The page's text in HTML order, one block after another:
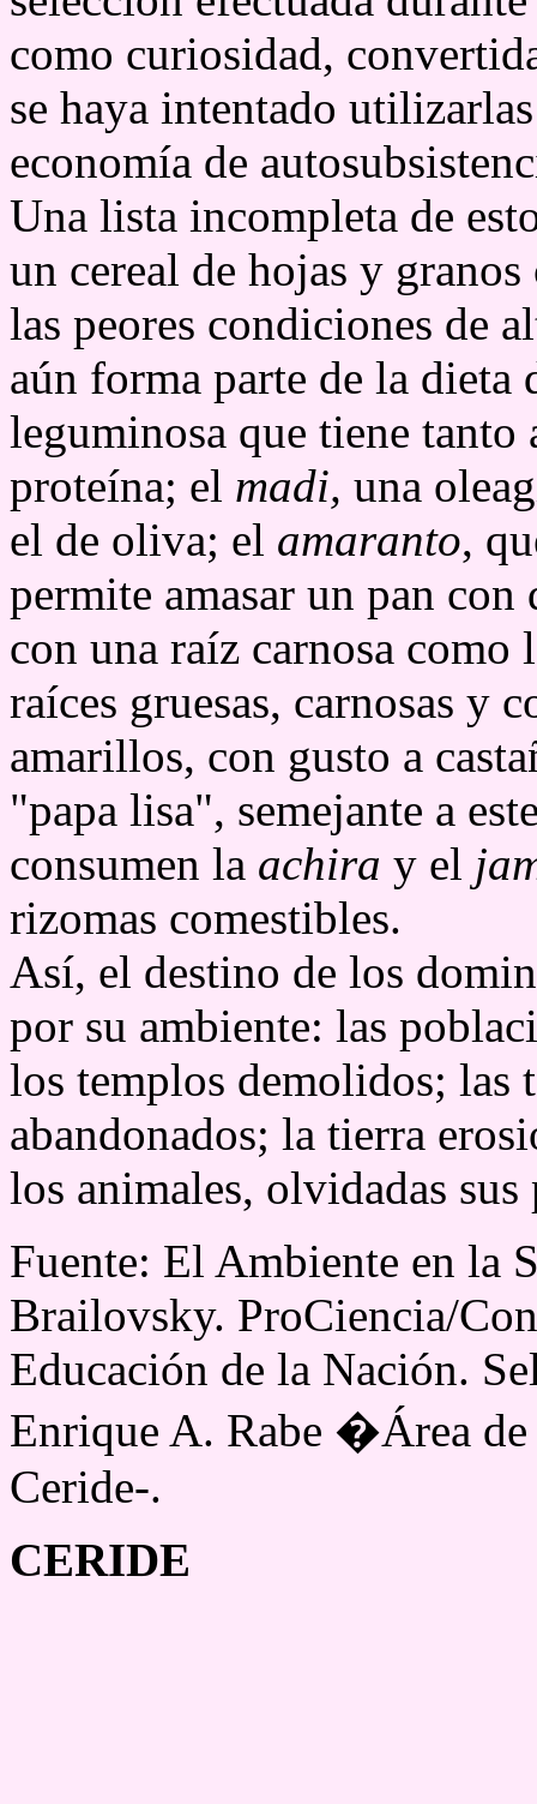
como curiosidad,
se haya intentado
economía de
Una lista incompleta de
un cereal de hojas y
las peores condiciones de
aún forma parte de la
leguminosa que tiene tanto
proteína; el madi, una
el de oliva; el amaranto,
permite amasar un pan
con una raíz carnosa
raíces gruesas, carnosas y
amarillos, con gusto a
"papa lisa", semejante a
consumen la achira y el
rizomas comestibles.
Así, el destino de los
por su ambiente: las
los templos demolidos; las
abandonados; la tierra
los animales, olvidadas sus
Fuente: El Ambiente en la
Brailovsky. ProCiencia/
Educación de la Nación.
Enrique A. Rabe �Área
Ceride-.
CERIDE